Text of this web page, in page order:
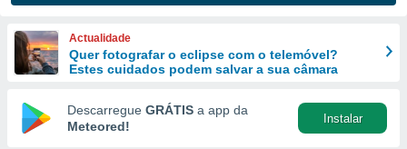
das
e
forma
digital
Actualidade
Quer fotografar o eclipse com o telemóvel?
Estes cuidados podem salvar a sua câmara
Descarregue GRÁTIS a app da
Meteored!
Instalar